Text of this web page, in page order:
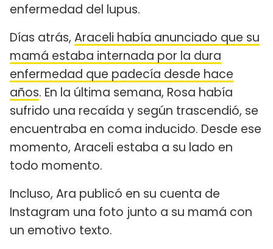
enfermedad del lupus.
Días atrás, Araceli había anunciado que su
mamá estaba internada por la dura
enfermedad que padecía desde hace
años. En la última semana, Rosa había
sufrido una recaída y según trascendió, se
encuentraba en coma inducido. Desde ese
momento, Araceli estaba a su lado en
todo momento.
Incluso, Ara publicó en su cuenta de
Instagram una foto junto a su mamá con
un emotivo texto.